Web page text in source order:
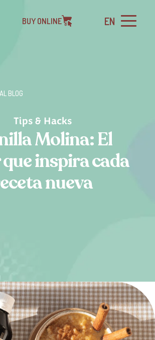
BUY ONLINE EN
BLOG
Tips & Hacks
Molina: El
inspira cada
nueva